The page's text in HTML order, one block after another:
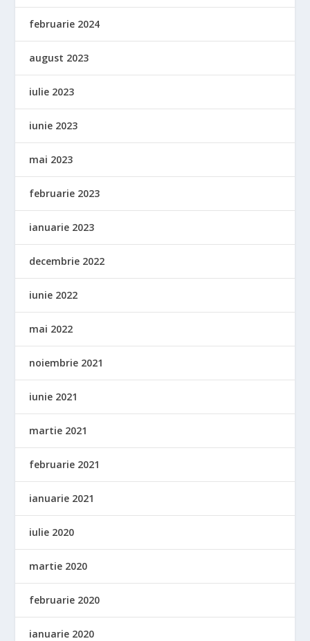
februarie 2024
august 2023
iulie 2023
iunie 2023
mai 2023
februarie 2023
ianuarie 2023
decembrie 2022
iunie 2022
mai 2022
noiembrie 2021
iunie 2021
martie 2021
februarie 2021
ianuarie 2021
iulie 2020
martie 2020
februarie 2020
ianuarie 2020